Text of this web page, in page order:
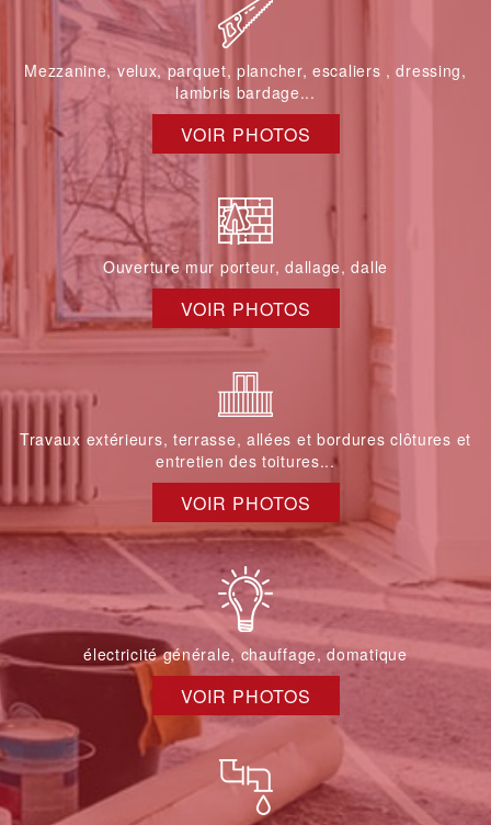
Mezzanine, velux, parquet, plancher, escaliers , dressing,
lambris bardage...
VOIR PHOTOS
Ouverture mur porteur, dallage, dalle
VOIR PHOTOS
Travaux extérieurs, terrasse, allées et bordures clôtures et
entretien des toitures...
VOIR PHOTOS
électricité générale, chauffage, domatique
VOIR PHOTOS